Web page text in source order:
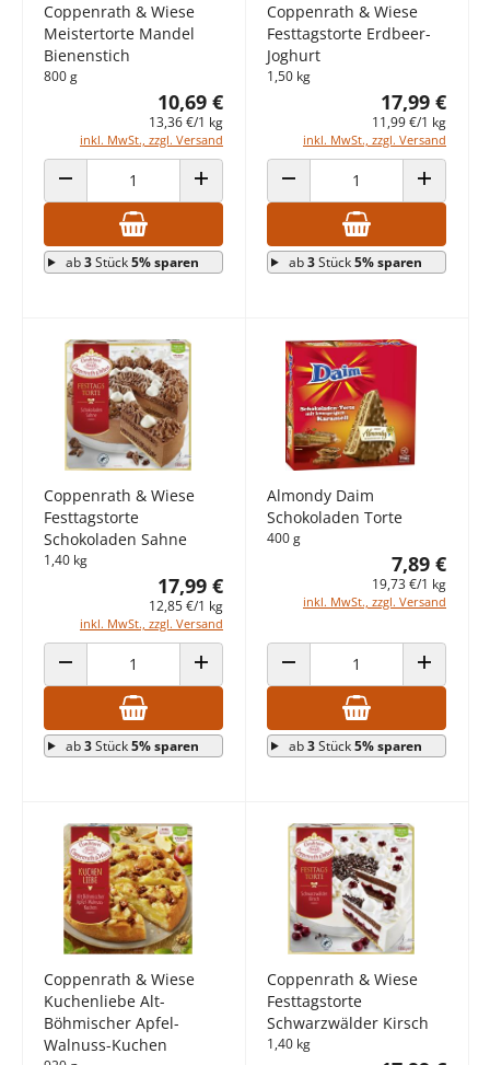
Coppenrath & Wiese
Meistertorte Mandel
Bienenstich
800 g
10,69 €
13,36 €/1 kg
inkl. MwSt., zzgl. Versand
ANZAHL VERRINGERN ANZAHL ERHÖHEN
ab3Stück5% sparen
Coppenrath & Wiese
Festtagstorte Erdbeer-
Joghurt
1,50 kg
17,99 €
11,99 €/1 kg
inkl. MwSt., zzgl. Versand
ANZAHL VERRINGERN ANZAHL
ab3Stück5% sparen
Coppenrath & Wiese
Festtagstorte
Schokoladen Sahne
1,40 kg
17,99 €
12,85 €/1 kg
inkl. MwSt., zzgl. Versand
ANZAHL VERRINGERN ANZAHL ERHÖHEN
ab3Stück5% sparen
Almondy Daim
Schokoladen Torte
400 g
7,89 €
19,73 €/1 kg
inkl. MwSt., zzgl. Versand
ANZAHL VERRINGERN ANZAHL
ab3Stück5% sparen
Coppenrath & Wiese
Kuchenliebe Alt-
Böhmischer Apfel-
Walnuss-Kuchen
Coppenrath & Wiese
Festtagstorte
Schwarzwälder Kirsch
1,40 kg